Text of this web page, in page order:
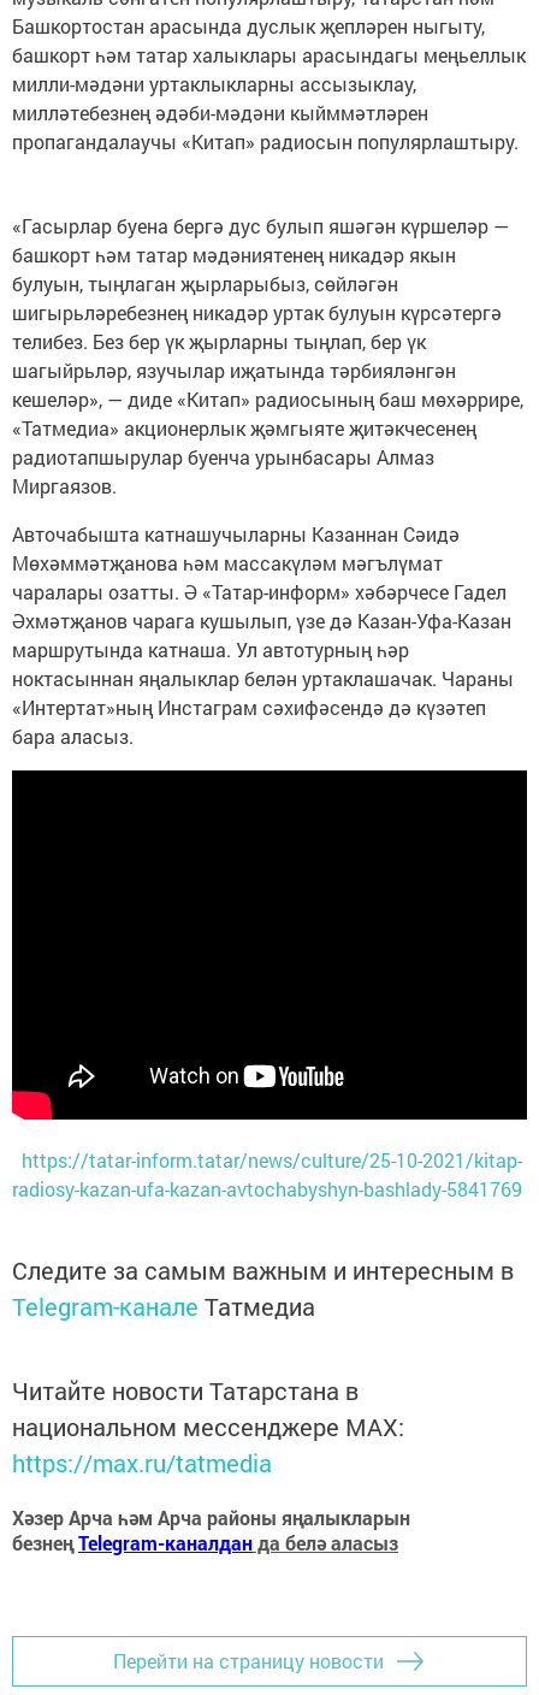
Башкортостан арасында дуслык җепләрен ныгыту,
башкорт һәм татар халыклары арасындагы меңьеллык
милли-мәдәни уртаклыкларны ассызыклау,
милләтебезнең әдәби-мәдәни кыйммәтләрен
пропагандалаучы «Китап» радиосын популярлаштыру.
«Гасырлар буена бергә дус булып яшәгән күршеләр —
башкорт һәм татар мәдәниятенең никадәр якын
булуын, тыңлаган җырларыбыз, сөйләгән
шигырьләребезнең никадәр уртак булуын күрсәтергә
телибез. Без бер үк җырларны тыңлап, бер үк
шагыйрьләр, язучылар иҗатында тәрбияләнгән
кешеләр», — диде «Китап» радиосының баш мөхәррире,
«Татмедиа» акционерлык җәмгыяте җитәкчесенең
радиотапшырулар буенча урынбасары Алмаз
Миргаязов.
Авточабышта катнашучыларны Казаннан Сәидә
Мөхәммәтҗанова һәм массакүләм мәгълүмат
чаралары озатты. Ә «Татар-информ» хәбәрчесе Гадел
Әхмәтҗанов чарага кушылып, үзе дә Казан-Уфа-Казан
маршрутында катнаша. Ул автотурның һәр
ноктасыннан яңалыклар белән уртаклашачак. Чараны
«Интертат»ның Инстаграм сәхифәсендә дә күзәтеп
бара аласыз.
https://tatar-inform.tatar/news/culture/25-10-2021/kitap-
radiosy-kazan-ufa-kazan-avtochabyshyn-bashlady-5841769
Следите за самым важным и интересным в
Telegram-канале Татмедиа
Читайте новости Татарстана в
национальном мессенджере MАХ:
https://max.ru/tatmedia
Хәзер Арча һәм Арча районы яңалыкларын
безнеңTelegram-каналданда белә аласыз
Перейти на страницу новости